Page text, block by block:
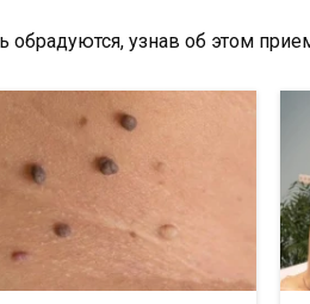
обрадуются, узнав об этом